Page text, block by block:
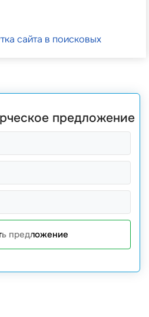
сайта в поисковых
предложение
предложение